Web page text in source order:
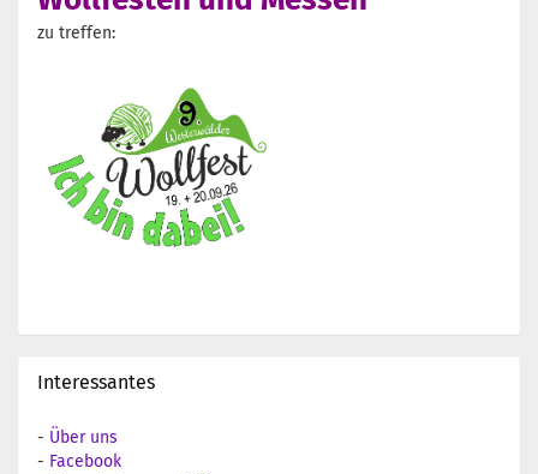
zu treffen:
Interessantes
- Über uns
- Facebook